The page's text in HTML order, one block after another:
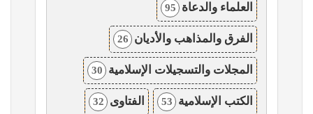
العلماء والدعاة 95
الفرق والمذاهب والأديان 26
المجلات والتسجيلات الإسلامية 30
الكتب الإسلامية 53 الفتاوى 32